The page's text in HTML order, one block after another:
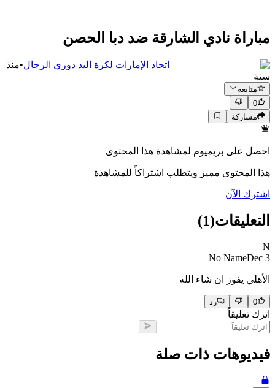
مباراة نادي الشارقة ضد دبا الحصن
اتحاد الإمارات لكرة اليد دوري الرجال•منذ
سنة
متابعة
0
مشاركة
احصل على بريميوم لمشاهدة هذا المحتوى
هذا المحتوى مميز ويتطلب اشتراكاً للمشاهدة
اشترك الآن
التعليقات(
1
)
N
No NameDec 3
الأهلي يفوز ان شاء الله
0 رد
اترك تعليقاً
فيديوهات ذات صلة